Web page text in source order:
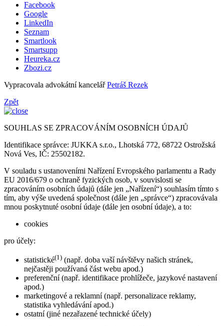
Facebook
Google
LinkedIn
Seznam
Smartlook
Smartsupp
Heureka.cz
Zbozi.cz
Vypracovala advokátní kancelářPetráš Rezek
Zpět
SOUHLAS SE ZPRACOVÁNÍM OSOBNÍCH ÚDAJŮ
Identifikace správce: JUKKA s.r.o., Lhotská 772, 68722 Ostrožská
Nová Ves, IČ: 25502182.
V souladu s ustanoveními Nařízení Evropského parlamentu a Rady
EU 2016/679 o ochraně fyzických osob, v souvislosti se
zpracováním osobních údajů (dále jen „Nařízení“) souhlasím tímto s
tím, aby výše uvedená společnost (dále jen „správce“) zpracovávala
mnou poskytnuté osobní údaje (dále jen osobní údaje), a to:
cookies
pro účely:
statistické(1) (např. doba vaší návštěvy našich stránek,
nejčastěji používaná část webu apod.)
preferenční (např. identifikace prohlížeče, jazykové nastavení
apod.)
marketingové a reklamní (např. personalizace reklamy,
statistika vyhledávání apod.)
ostatní (jiné nezařazené technické účely)